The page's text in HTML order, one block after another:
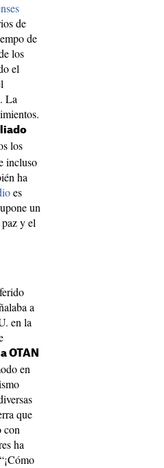
de
de
los
el
La
los
incluso
ha
es
un
y el
a
en la
OTAN
en
que
con
ha